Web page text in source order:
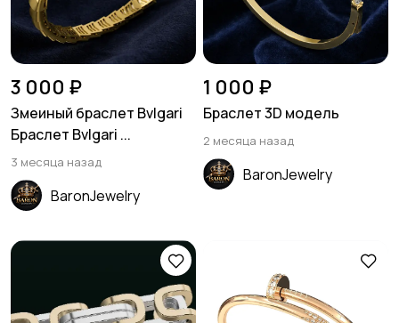
3 000 ₽
Змеиный браслет Bvlgari
Браслет Bvlgari ...
3 месяца назад
BaronJewelry
1 000 ₽
Браслет 3D модель
2 месяца назад
BaronJewelry